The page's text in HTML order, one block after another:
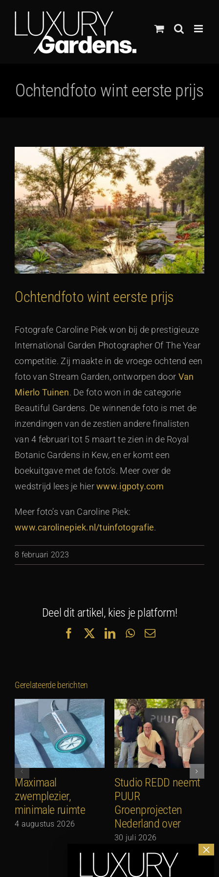
inhoud
Ochtendfoto wint eerste prijs
grotere
afbeelding
Ochtendfoto wint eerste prijs
Fotografe Caroline Piek won bij de prestigieuze
International Garden Photographer Of The Year
competitie. Zij maakte in de vroege ochtend een
foto van Stream Garden, ontworpen door Van
Mierlo Tuinen. De foto won in de categorie
Beautiful Gardens. De winnende foto is met de
inzendingen van de zestien andere finalisten
van 4 februari tot 5 maart te zien in de Royal
Botanic Gardens in Kew, en er komt een
boekuitgave met de foto’s. Meer over de
wedstrijd lees je hierwww.igpoty.com
Meer foto’s van Caroline Piek:
www.carolinepiek.nl/tuinfotografie.
8 februari 2023
Deel dit artikel, kies je platform!
FacebookLinkedInWhatsApp
E-
Gerelateerde berichten
Maximaal
zwemplezier,
minimale ruimte
4 augustus 2026
Studio REDD neemt
PUUR
Groenprojecten
Nederland over
30 juli 2026